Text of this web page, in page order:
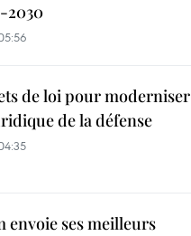
2030
de loi pour moderniser
de la défense
envoie ses meilleurs